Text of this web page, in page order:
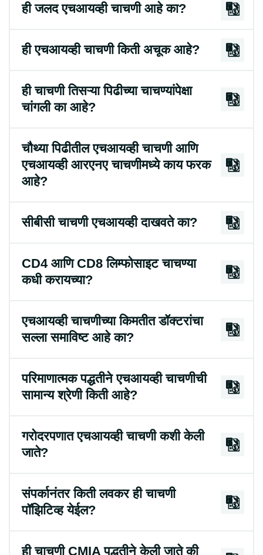
ही जलद एचआयव्ही चाचणी आहे का?
ही एचआयव्ही चाचणी किती अचूक आहे?
ही चाचणी तिसऱ्या पिढीच्या चाचण्यांपेक्षा
चांगली का आहे?
चौथ्या पिढीतील एचआयव्ही चाचणी आणि
एचआयव्ही आरएनए चाचणीमध्ये काय फरक
आहे?
सीबीसी चाचणी एचआयव्ही दाखवते का?
CD4 आणि CD8 लिम्फोसाइट चाचण्या
कधी करायच्या?
एचआयव्ही चाचणीच्या किमतीत डॉक्टरांचा
सल्ला समाविष्ट आहे का?
परिमाणात्मक पद्धतीने एचआयव्ही चाचणीची
सामान्य श्रेणी किती आहे?
गरोदरपणात एचआयव्ही चाचणी कशी केली
जाते?
संपर्कानंतर किती लवकर ही चाचणी
पॉझिटिव्ह येईल?
ही चाचणी CMIA पद्धतीने केली जाते की